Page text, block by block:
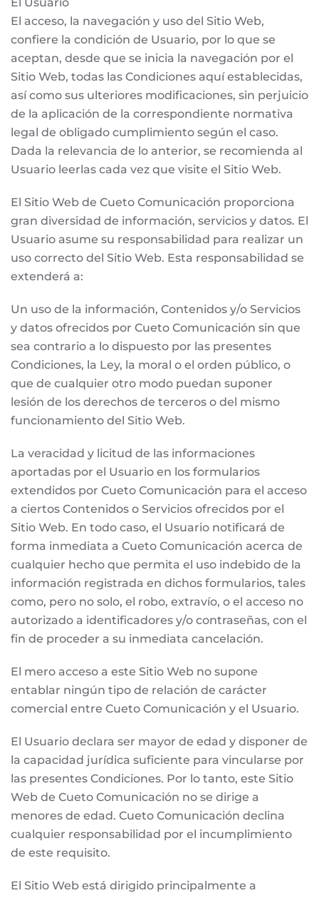
El acceso, la navegación y uso del Sitio Web,
confiere la condición de Usuario, por lo que se
aceptan, desde que se inicia la navegación por el
Sitio Web, todas las Condiciones aquí establecidas,
así como sus ulteriores modificaciones, sin perjuicio
de la aplicación de la correspondiente normativa
legal de obligado cumplimiento según el caso.
Dada la relevancia de lo anterior, se recomienda al
Usuario leerlas cada vez que visite el Sitio Web.
El Sitio Web de Cueto Comunicación proporciona
gran diversidad de información, servicios y datos. El
Usuario asume su responsabilidad para realizar un
uso correcto del Sitio Web. Esta responsabilidad se
extenderá a:
Un uso de la información, Contenidos y/o Servicios
y datos ofrecidos por Cueto Comunicación sin que
sea contrario a lo dispuesto por las presentes
Condiciones, la Ley, la moral o el orden público, o
que de cualquier otro modo puedan suponer
lesión de los derechos de terceros o del mismo
funcionamiento del Sitio Web.
La veracidad y licitud de las informaciones
aportadas por el Usuario en los formularios
extendidos por Cueto Comunicación para el acceso
a ciertos Contenidos o Servicios ofrecidos por el
Sitio Web. En todo caso, el Usuario notificará de
forma inmediata a Cueto Comunicación acerca de
cualquier hecho que permita el uso indebido de la
información registrada en dichos formularios, tales
como, pero no solo, el robo, extravío, o el acceso no
autorizado a identificadores y/o contraseñas, con el
fin de proceder a su inmediata cancelación.
El mero acceso a este Sitio Web no supone
entablar ningún tipo de relación de carácter
comercial entre Cueto Comunicación y el Usuario.
El Usuario declara ser mayor de edad y disponer de
la capacidad jurídica suficiente para vincularse por
las presentes Condiciones. Por lo tanto, este Sitio
Web de Cueto Comunicación no se dirige a
menores de edad. Cueto Comunicación declina
cualquier responsabilidad por el incumplimiento
de este requisito.
El Sitio Web está dirigido principalmente a